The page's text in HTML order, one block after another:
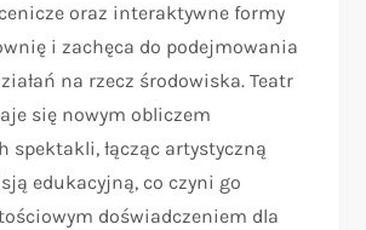
oraz interaktywne formy
i zachęca do podejmowania
na rzecz środowiska. Teatr
się nowym obliczem
spektakli, łącząc artystyczną
edukacyjną, co czyni go
doświadczeniem dla